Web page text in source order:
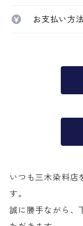
お支払い方
いつも三木染料店
す。
誠に勝手ながら、